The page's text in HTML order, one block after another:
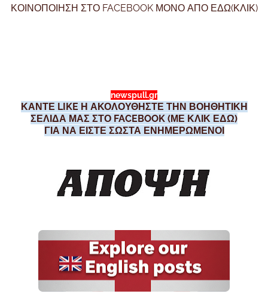
ΚΟΙΝΟΠΟΙΗΣΗ ΣΤΟ FACEBOOK ΜΟΝΟ ΑΠΟ ΕΔΩ(ΚΛΙΚ)
newspull.gr
ΚΑΝΤΕ LIKE Η ΑΚΟΛΟΥΘΗΣΤΕ ΤΗΝ ΒΟΗΘΗΤΙΚΗ
ΣΕΛΙΔΑ ΜΑΣ ΣΤΟ FACEBOOK (ΜΕ ΚΛΙΚ ΕΔΩ)
ΓΙΑ ΝΑ ΕΙΣΤΕ ΣΩΣΤΑ ΕΝΗΜΕΡΩΜΕΝΟΙ